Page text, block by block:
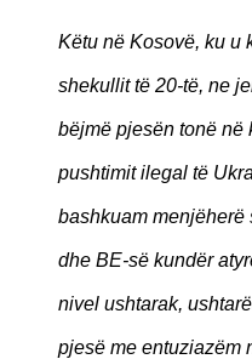
Këtu në Kosovë, ku u
shekullit të 20-të, ne
bëjmë pjesën tonë në
pushtimit ilegal të
bashkuam
dhe BE-së kundër
nivel ushtarak,
pjesë me entuziazëm